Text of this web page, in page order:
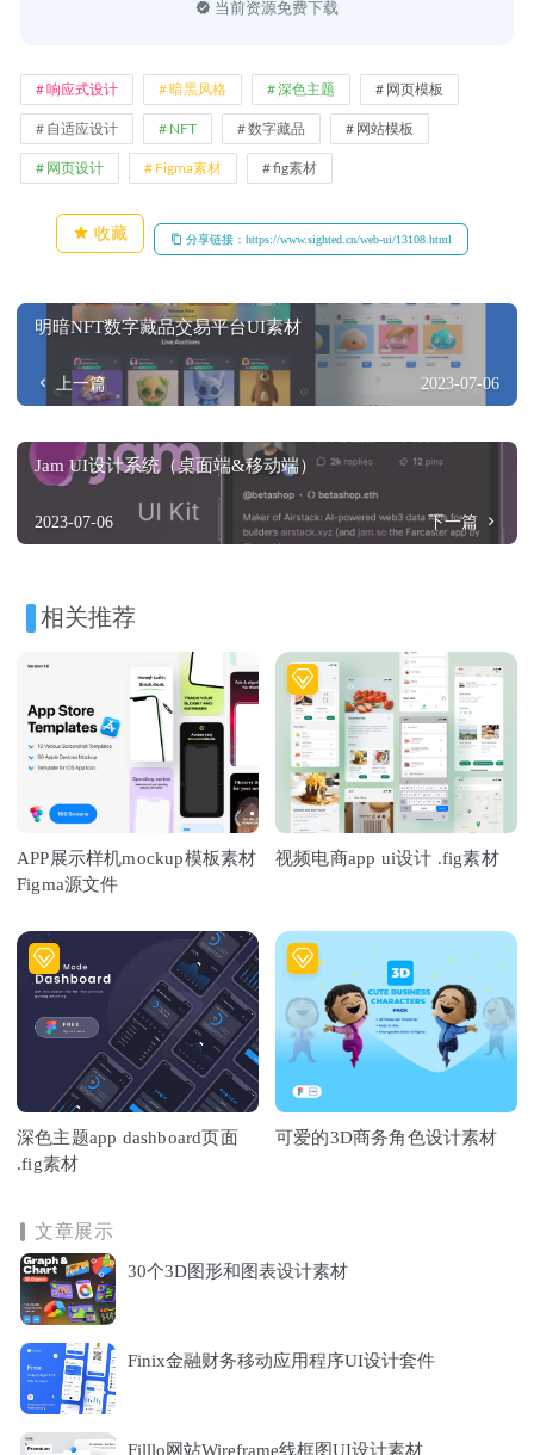
当前资源免费下载
响应式设计 暗黑风格 深色主题 网页模板
自适应设计 NFT 数字藏品 网站模板
网页设计 Figma素材 fig素材
收藏 分享链接：https://www.sighted.cn/web-ui/13108.html
明暗NFT数字藏品交易平台UI素材
上一篇 2023-07-06
Jam UI设计系统（桌面端&移动端）
2023-07-06 下一篇
相关推荐
APP展示样机mockup模板素材
Figma源文件
视频电商app ui设计 .fig素材
深色主题app dashboard页面
.fig素材
可爱的3D商务角色设计素材
文章展示
30个3D图形和图表设计素材
Finix金融财务移动应用程序UI设计套件
Filllo网站Wireframe线框图UI设计素材